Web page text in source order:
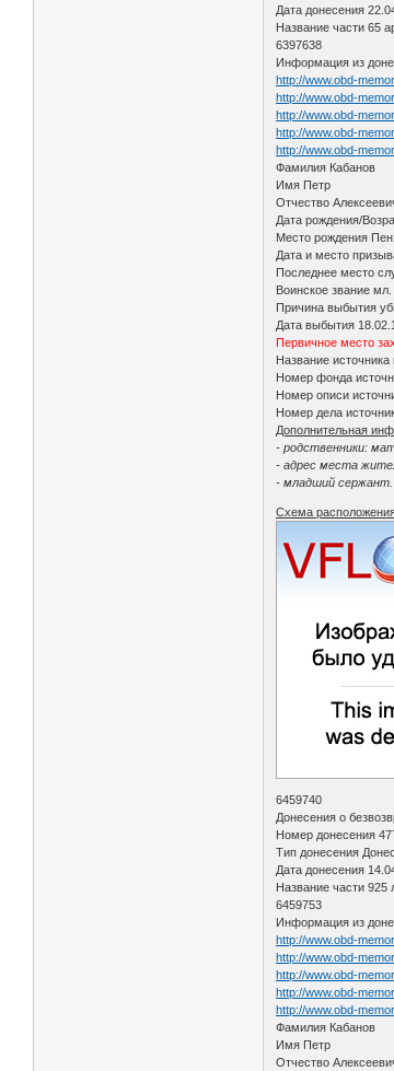
Дата донесения
Название части 65
6397638
Информация из
http://www.obd-
http://www.obd-
http://www.obd-
http://www.obd-
http://www.obd-
Фамилия Кабанов
Имя Петр
Отчество
Дата рождения/
Место рождения
Дата и место
Последнее место
Воинское звание
Причина выбытия
Дата выбытия
Первичное место
Название
Номер фонда
Номер описи
Номер дела
Дополнительная
- родственники:
- адрес места
- младший сержант.
Схема
6459740
Донесения о
Номер донесения
Тип донесения
Дата донесения
Название части 925
6459753
Информация из
http://www.obd-
http://www.obd-
http://www.obd-
http://www.obd-
http://www.obd-
Фамилия Кабанов
Имя Петр
Отчество